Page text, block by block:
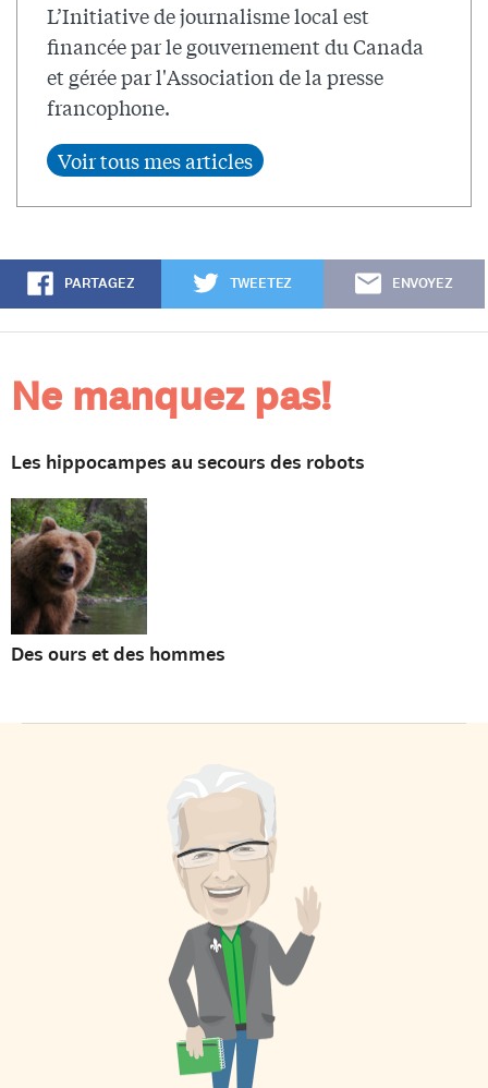
L’Initiative de journalisme local est
financée par le gouvernement du Canada
et gérée par l'Association de la presse
francophone.
PARTAGEZ TWEETEZ ENVOYEZ
Ne manquez pas!
Les hippocampes au secours des robots
Des ours et des hommes